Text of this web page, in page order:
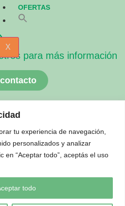
tu experiencia de navegación,
personalizados y analizar
en “Aceptar todo”, aceptás el uso
todo
OFERTAS
Search
X
para más información